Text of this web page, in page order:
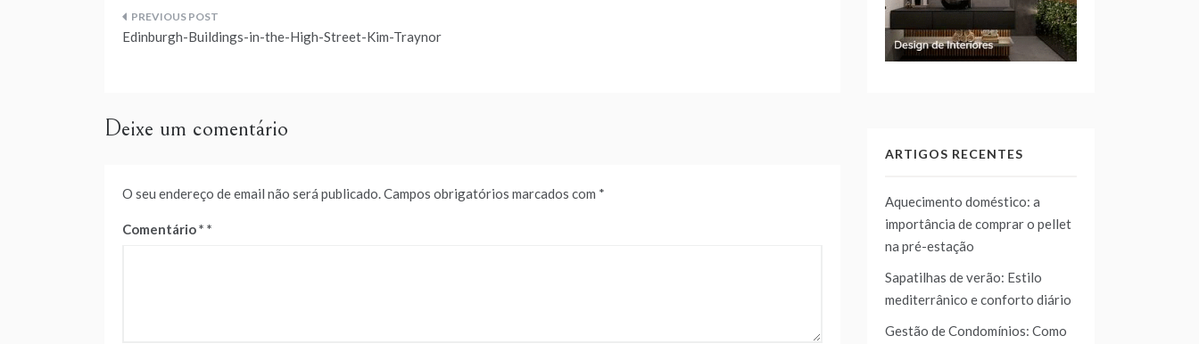
Navegação
Edinburgh-Buildings-in-the-High-Street-Kim-Traynor
Deixe um comentário
O seu endereço de email não será publicado.Campos obrigatórios marcados com *
Comentário*
ARTIGOS RECENTES
Aquecimento doméstico: a
importância de comprar o pellet
na pré-estação
Sapatilhas de verão: Estilo
mediterrânico e conforto diário
Gestão de Condomínios: Como